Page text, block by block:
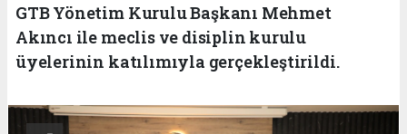
GTB Yönetim Kurulu Başkanı Mehmet
Akıncı ile meclis ve disiplin kurulu
üyelerinin katılımıyla gerçekleştirildi.